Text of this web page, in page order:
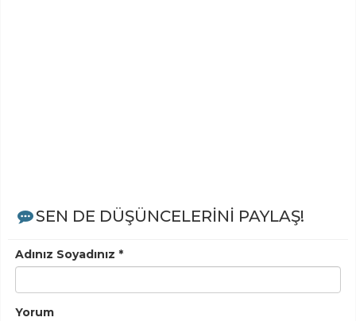
SEN DE DÜŞÜNCELERİNİ PAYLAŞ!
Adınız Soyadınız *
Yorum